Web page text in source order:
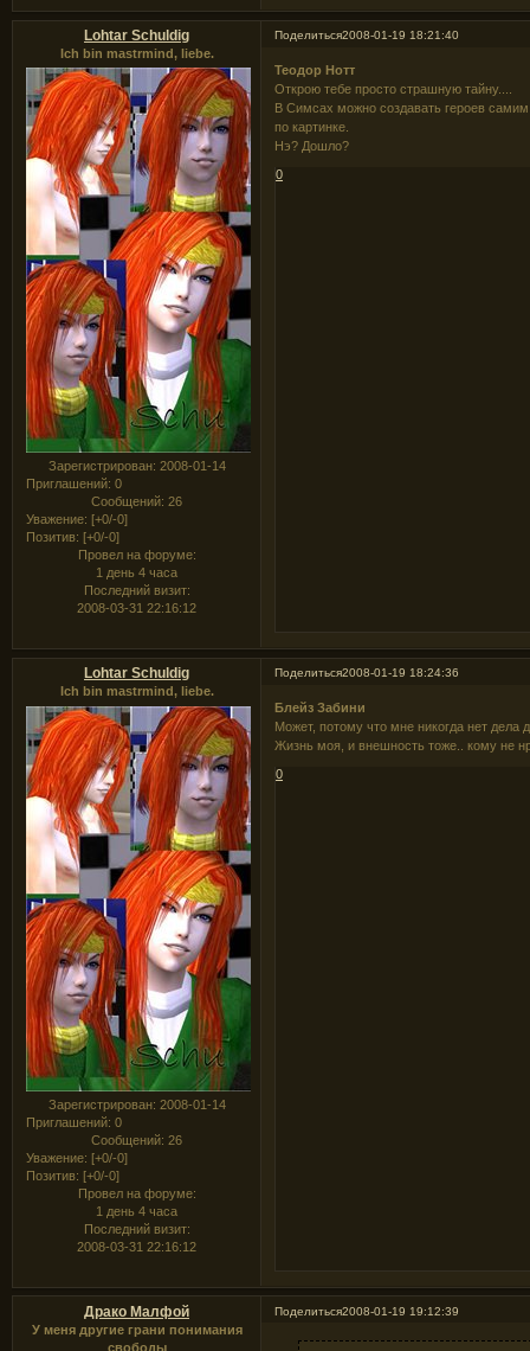
Поделиться2008-01-19 18:21:40
Lohtar Schuldig
Ich bin mastrmind, liebe.
Зарегистрирован: 2008-01-14
Приглашений: 0
Сообщений: 26
Уважение: [+0/-0]
Позитив: [+0/-0]
Провел на форуме:
1 день 4 часа
Последний визит:
2008-03-31 22:16:12
Теодор Нотт
Открою тебе просто страшную тайну....
В Симсах можно создавать героев самим
по картинке.
Нэ? Дошло?
0
Поделиться2008-01-19 18:24:36
Lohtar Schuldig
Ich bin mastrmind, liebe.
Зарегистрирован: 2008-01-14
Приглашений: 0
Сообщений: 26
Уважение: [+0/-0]
Позитив: [+0/-0]
Провел на форуме:
1 день 4 часа
Последний визит:
2008-03-31 22:16:12
Блейз Забини
Может, потому что мне никогда нет дела
Жизнь моя, и внешность тоже.. кому не
0
Поделиться2008-01-19 19:12:39
Драко Малфой
У меня другие грани понимания
свободы